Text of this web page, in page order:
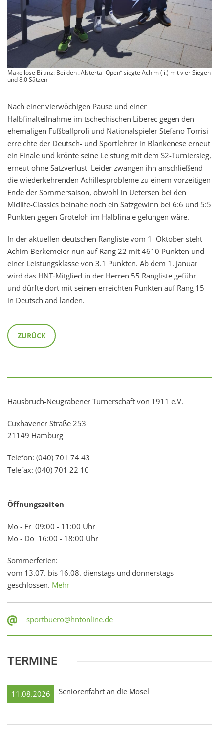
Makellose Bilanz: Bei den „Alstertal-Open“ siegte Achim (li.) mit vier Siegen
und 8:0 Sätzen
Nach einer vierwöchigen Pause und einer
Halbfinalteilnahme im tschechischen Liberec gegen den
ehemaligen Fußballprofi und Nationalspieler Stefano Torrisi
erreichte der Deutsch- und Sportlehrer in Blankenese erneut
ein Finale und krönte seine Leistung mit dem S2-Turniersieg,
erneut ohne Satzverlust. Leider zwangen ihn anschließend
die wiederkehrenden Achillesprobleme zu einem vorzeitigen
Ende der Sommersaison, obwohl in Uetersen bei den
Midlife-Classics beinahe noch ein Satzgewinn bei 6:6 und 5:5
Punkten gegen Groteloh im Halbfinale gelungen wäre.
In der aktuellen deutschen Rangliste vom 1. Oktober steht
Achim Berkemeier nun auf Rang 22 mit 4610 Punkten und
einer Leistungsklasse von 3.1 Punkten. Ab dem 1. Januar
wird das HNT-Mitglied in der Herren 55 Rangliste geführt
und dürfte dort mit seinen erreichten Punkten auf Rang 15
in Deutschland landen.
ZURÜCK
Hausbruch-Neugrabener Turnerschaft von 1911 e.V.
Cuxhavener Straße 253
21149 Hamburg
Telefon: (040) 701 74 43
Telefax: (040) 701 22 10
Öffnungszeiten
Mo - Fr 09:00 - 11:00 Uhr
Mo - Do 16:00 - 18:00 Uhr
Sommerferien:
vom 13.07. bis 16.08. dienstags und donnerstags
geschlossen. Mehr
sportbuero@hntonline.de
TERMINE
11.08.2026 Seniorenfahrt an die Mosel